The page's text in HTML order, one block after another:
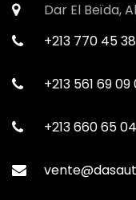
Dar El Beïda,
+213 770 45
+213 561 69 09
+213 660 65